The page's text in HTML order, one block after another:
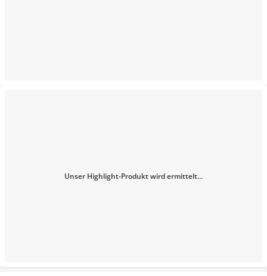
Unser Highlight-Produkt wird ermittelt...